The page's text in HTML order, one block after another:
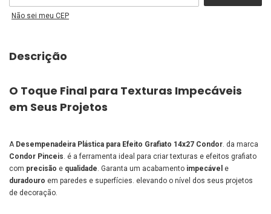
Não sei meu CEP
Descrição
O Toque Final para Texturas Impecáveis
em Seus Projetos
A Desempenadeira Plástica para Efeito Grafiato 14x27 Condor. da marca
Condor Pinceis. é a ferramenta ideal para criar texturas e efeitos grafiato
com precisão e qualidade. Garanta um acabamento impecável e
duradouro em paredes e superfícies. elevando o nível dos seus projetos
de decoração.